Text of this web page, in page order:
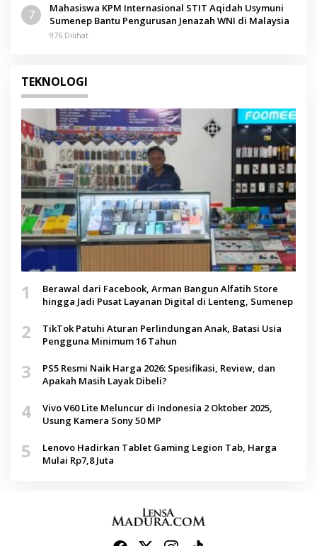
7
Mahasiswa KPM Internasional STIT Aqidah Usymuni
Sumenep Bantu Pengurusan Jenazah WNI di Malaysia
976 Dilihat
TEKNOLOGI
1
Berawal dari Facebook, Arman Bangun Alfatih Store
hingga Jadi Pusat Layanan Digital di Lenteng, Sumenep
2
TikTok Patuhi Aturan Perlindungan Anak, Batasi Usia
Pengguna Minimum 16 Tahun
3
PS5 Resmi Naik Harga 2026: Spesifikasi, Review, dan
Apakah Masih Layak Dibeli?
4
Vivo V60 Lite Meluncur di Indonesia 2 Oktober 2025,
Usung Kamera Sony 50 MP
5
Lenovo Hadirkan Tablet Gaming Legion Tab, Harga
Mulai Rp7,8 Juta